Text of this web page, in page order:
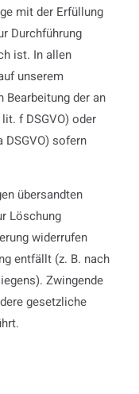
mit der Erfüllung
Durchführung
ist. In allen
unserem
Bearbeitung der an
f DSGVO) oder
sofern
übersandten
Löschung
widerrufen
entfällt (z. B. nach
Zwingende
gesetzliche